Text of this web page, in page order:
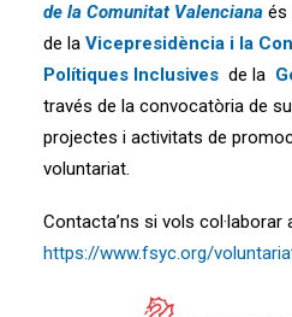
de la Comunitat Valenciana és
de la Vicepresidència i la
Polítiques Inclusives de la
través de la convocatòria de
projectes i activitats de
voluntariat.
Contacta’ns si vols col·laborar
https://www.fsyc.org/